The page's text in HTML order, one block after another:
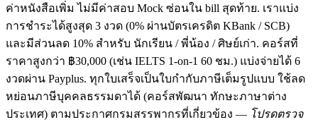
ค่าหนังสือเพิ่ม ไม่มีค่าสอบ Mock ซ่อนใน bill สุดท้าย. เราแบ่ง
การชำระได้สูงสุด 3 งวด (0% ผ่านบัตรเครดิต KBank / SCB)
และมีส่วนลด 10% สำหรับ นักเรียน / พี่น้อง / ศิษย์เก่า. คอร์สที่
ราคาสูงกว่า ฿30,000 (เช่น IELTS 1-on-1 60 ชม.) แบ่งจ่ายได้ 6
งวดผ่าน Payplus. ทุกใบเสร็จเป็นใบกำกับภาษีเต็มรูปแบบ ใช้ลด
หย่อนภาษีบุคคลธรรมดาได้ (คอร์สพัฒนา ทักษะภาษาต่าง
ประเทศ) ตามประกาศกรมสรรพากรที่เกี่ยวข้อง — โปรดตรวจ